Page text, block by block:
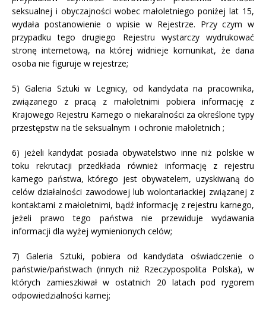
seksualnej i obyczajności wobec małoletniego poniżej lat 15,
wydała postanowienie o wpisie w Rejestrze. Przy czym w
przypadku tego drugiego Rejestru wystarczy wydrukować
stronę internetową, na której widnieje komunikat, że dana
osoba nie figuruje w rejestrze;
5) Galeria Sztuki w Legnicy, od kandydata na pracownika,
związanego z pracą z małoletnimi pobiera informację z
Krajowego Rejestru Karnego o niekaralności za określone typy
przestępstw na tle seksualnym i ochronie małoletnich ;
6) jeżeli kandydat posiada obywatelstwo inne niż polskie w
toku rekrutacji przedkłada również informację z rejestru
karnego państwa, którego jest obywatelem, uzyskiwaną do
celów działalności zawodowej lub wolontariackiej związanej z
kontaktami z małoletnimi, bądź informację z rejestru karnego,
jeżeli prawo tego państwa nie przewiduje wydawania
informacji dla wyżej wymienionych celów;
7) Galeria Sztuki, pobiera od kandydata oświadczenie o
państwie/państwach (innych niż Rzeczypospolita Polska), w
których zamieszkiwał w ostatnich 20 latach pod rygorem
odpowiedzialności karnej;